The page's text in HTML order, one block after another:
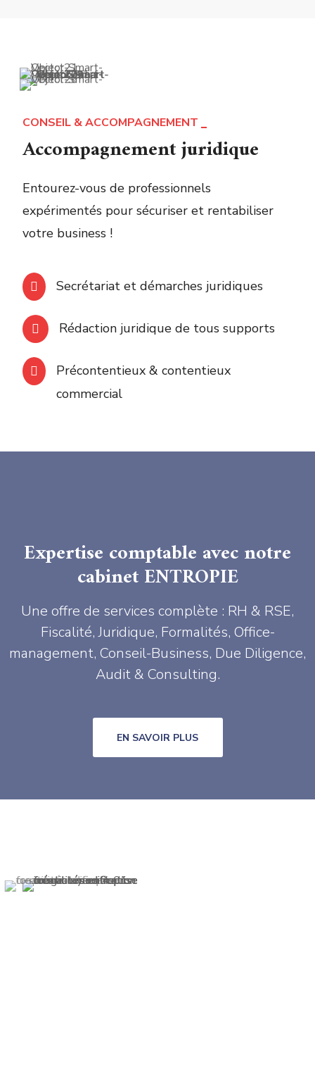
CONSEIL & ACCOMPAGNEMENT
Accompagnement juridique
Entourez-vous de professionnels
expérimentés pour sécuriser et rentabiliser
votre business !
Secrétariat et démarches juridiques
Rédaction juridique de tous supports
Précontentieux & contentieux
commercial
Expertise comptable avec notre
cabinet ENTROPIE
Une offre de services complète : RH & RSE,
Fiscalité, Juridique, Formalités, Office-
management, Conseil-Business, Due Diligence,
Audit & Consulting.
EN SAVOIR PLUS